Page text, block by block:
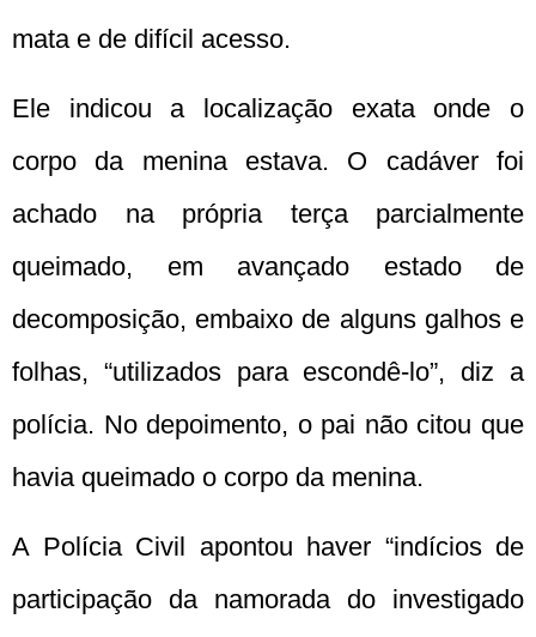
mata e de difícil acesso.
Ele indicou a localização exata onde o
corpo da menina estava. O cadáver foi
achado na própria terça parcialmente
queimado, em avançado estado de
decomposição, embaixo de alguns galhos e
folhas, “utilizados para escondê-lo”, diz a
polícia. No depoimento, o pai não citou que
havia queimado o corpo da menina.
A Polícia Civil apontou haver “indícios de
participação da namorada do investigado